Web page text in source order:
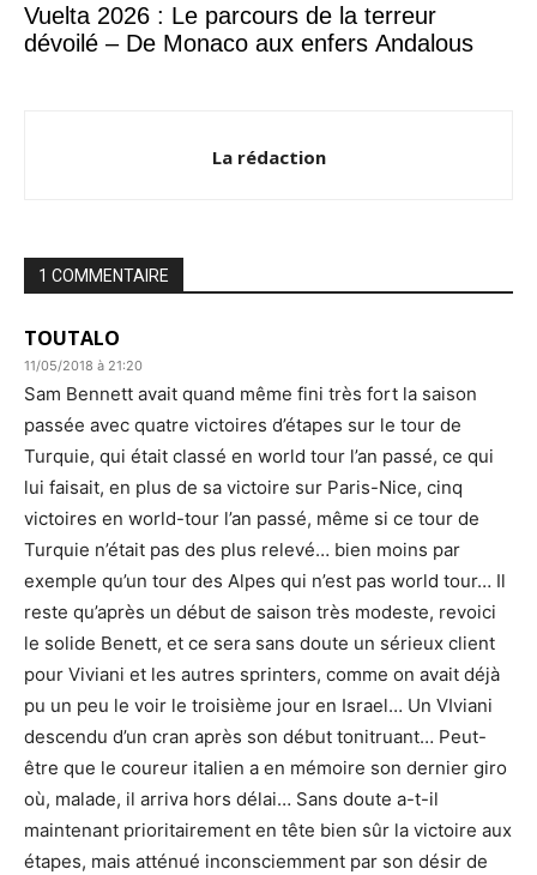
Vuelta 2026 : Le parcours de la terreur
dévoilé – De Monaco aux enfers Andalous
La rédaction
1 COMMENTAIRE
TOUTALO
11/05/2018 à 21:20
Sam Bennett avait quand même fini très fort la saison
passée avec quatre victoires d’étapes sur le tour de
Turquie, qui était classé en world tour l’an passé, ce qui
lui faisait, en plus de sa victoire sur Paris-Nice, cinq
victoires en world-tour l’an passé, même si ce tour de
Turquie n’était pas des plus relevé… bien moins par
exemple qu’un tour des Alpes qui n’est pas world tour… Il
reste qu’après un début de saison très modeste, revoici
le solide Benett, et ce sera sans doute un sérieux client
pour Viviani et les autres sprinters, comme on avait déjà
pu un peu le voir le troisième jour en Israel… Un VIviani
descendu d’un cran après son début tonitruant… Peut-
être que le coureur italien a en mémoire son dernier giro
où, malade, il arriva hors délai… Sans doute a-t-il
maintenant prioritairement en tête bien sûr la victoire aux
étapes, mais atténué inconsciemment par son désir de